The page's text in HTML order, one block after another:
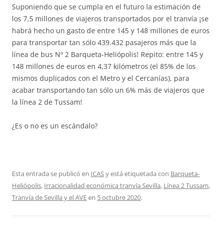
Suponiendo que se cumpla en el futuro la estimación de
los 7,5 millones de viajeros transportados por el tranvía ¡se
habrá hecho un gasto de entre 145 y 148 millones de euros
para transportar tan sólo 439.432 pasajeros más que la
línea de bus Nº 2 Barqueta-Heliópolis! Repito: entre 145 y
148 millones de euros en 4,37 kilómetros (el 85% de los
mismos duplicados con el Metro y el Cercanías), para
acabar transportando tan sólo un 6% más de viajeros que
la línea 2 de Tussam!
¿Es o no es un escándalo?
Esta entrada se publicó en ICASy está etiquetada con Barqueta-
Heliópolis, Irracionalidad económica tranvía Sevilla, Línea 2 Tussam,
Tranvía de Sevilla y el AVEen 5 octubre 2020.